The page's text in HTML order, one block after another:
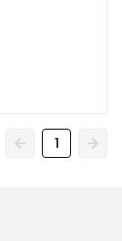
1